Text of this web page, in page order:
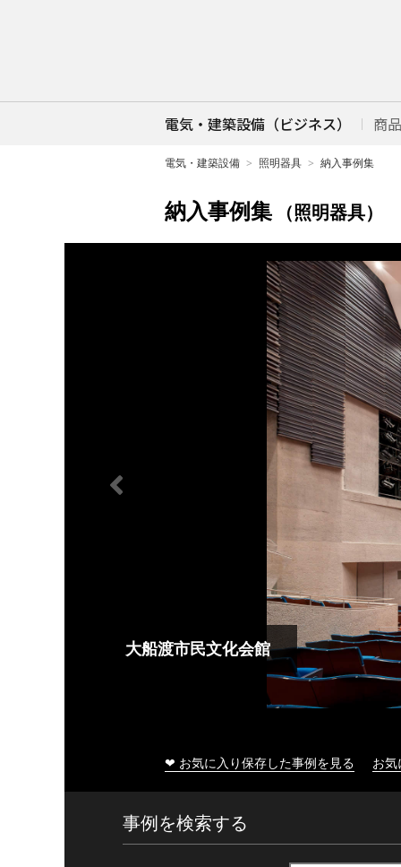
電気・建築設備（ビジネス） 商
電気・建築設備 照明器具 納入事例集
納入事例集 （照明器具）
大船渡市民文化会館
❤ お気に入り保存した事例を見る お
事例を検索する